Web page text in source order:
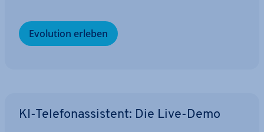
Evolution erleben
KI-Te­le­fon­as­sis­tent: Die Live-Demo